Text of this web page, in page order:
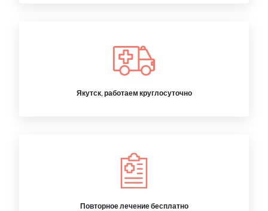
Якутск, работаем круглосуточно
Повторное лечение бесплатно